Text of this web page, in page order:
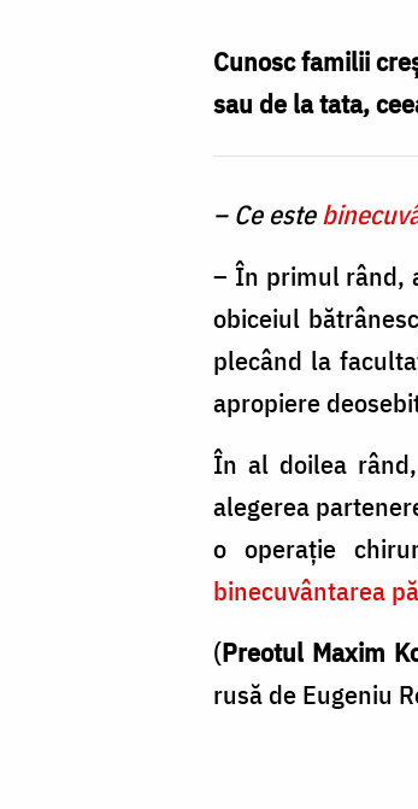
Cunosc familii
sau de la tata,
– Ce este
– În primul rând,
obiceiul
plecând la
apropiere
În al doilea
alegerea
o operaţie
binecuvântarea
(Preotul Maxim
rusă de Eugeniu